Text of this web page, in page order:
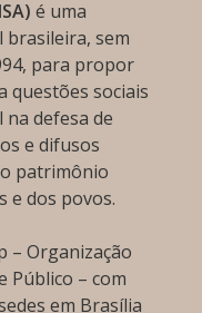
é uma
brasileira, sem
para propor
questões sociais
defesa de
e difusos
patrimônio
e dos povos.
– Organização
Público – com
em Brasília